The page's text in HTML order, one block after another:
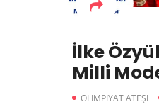
İlke
Milli
OLIMPIYAT ATEŞI